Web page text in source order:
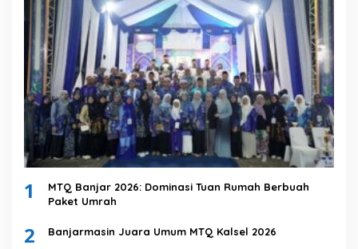
1
MTQ Banjar 2026: Dominasi Tuan Rumah Berbuah
Paket Umrah
2 Banjarmasin Juara Umum MTQ Kalsel 2026